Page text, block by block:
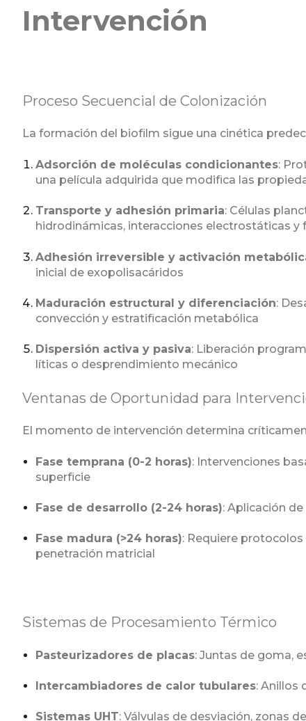
Intervención
Proceso Secuencial de Colonización
La formación del biofilm sigue una cinética
Adsorción de moléculas condicionantes:
una película adquirida que modifica las
Transporte y adhesión primaria: Células
hidrodinámicas, interacciones electrostáticas y
Adhesión irreversible y activación
inicial de exopolisacáridos
Maduración estructural y diferenciación:
convección y estratificación metabólica
Dispersión activa y pasiva: Liberación
líticas o desprendimiento mecánico
Ventanas de Oportunidad para
El momento de intervención determina
Fase temprana (0-2 horas): Intervenciones
superficie
Fase de desarrollo (2-24 horas): Aplicación
Fase madura (>24 horas): Requiere
penetración matricial
Sistemas de Procesamiento Térmico
Pasteurizadores de placas: Juntas de goma,
Intercambiadores de calor tubulares: Anillos
Sistemas UHT: Válvulas de desviación, zonas